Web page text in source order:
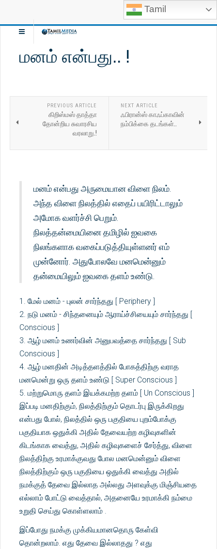
Tamil
மனம் என்பது.. !
PREVIOUS ARTICLE
கிறிஸ்மஸ் தாத்தா
தோன்றிய சுவாரசிய
வரலாறு.!
NEXT ARTICLE
ஃபிரான்ஸ் காஃப்காவின்
நம்பிக்கை தடங்கள்..
மனம் என்பது அருமையான விளை நிலம்.
அந்த விளை நிலத்தில் எதைப் பயிரிட்டாலும்
அமோக வளர்ச்சி பெறும்.
நிலத்தன்மையினை தமிழில் ஐவகை
நிலங்களாக வகைப்படுத்தியுள்ளனர் எம்
முன்னோர். அதுபோலவே மனமென்னும்
தன்மையிலும் ஐவகை தளம் உண்டு.
1. மேல் மனம் - புலன் சார்ந்தது [ Periphery ]
2. நடு மனம் - சிந்தனையும் ஆராய்ச்சியையும் சார்ந்தது [
Conscious ]
3. ஆழ் மனம் உணர்வின் அனுபவத்தை சார்ந்தது [ Sub
Conscious ]
4. ஆழ் மனதின் அடித்தளத்தில் போகத்திற்கு வராத
மனமென்று ஒரு தளம் உண்டு [ Super Conscious ]
5. மற்றுமொரு தளம் இயக்கமற்ற தளம் [ Un Conscious ]
இப்படி மனதிற்கும், நிலத்திற்கும் தொடர்பு இருக்கிறது
என்பது போல், நிலத்தில் ஒரு பகுதியை புறம்போக்கு
பகுதியாக ஒதுக்கி அதில் தேவையற்ற கழிவுகளின்
கிடங்காக வைத்து, அதில் கழிவுகளைச் சேர்த்து, விளை
நிலத்திற்கு உரமாக்குவது போல மனமென்னும் விளை
நிலத்திற்கும் ஒரு பகுதியை ஒதுக்கி வைத்து அதில்
நமக்குத் தேவை இல்லாத அல்லது அளவுக்கு மிஞ்சியதை
எல்லாம் போட்டு வைத்தால், அதனையே உரமாக்கி நம்மை
உறுதி செய்து கொள்ளலாம் .
இப்போது நமக்கு முக்கியமானதொரு கேள்வி
தொன்றலாம். எது தேவை இல்லாதது ? எது